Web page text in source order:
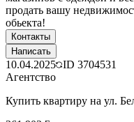
продать вашу
обьекта!
Контакты
Написать
10.04.2025 ID 3704531
Агентство
Купить квартиру на ул.